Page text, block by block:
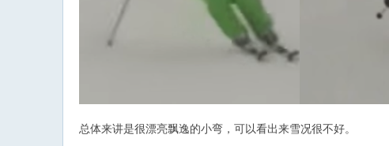
总体来讲是很漂亮飘逸的小弯，可以看出来雪况很不好。